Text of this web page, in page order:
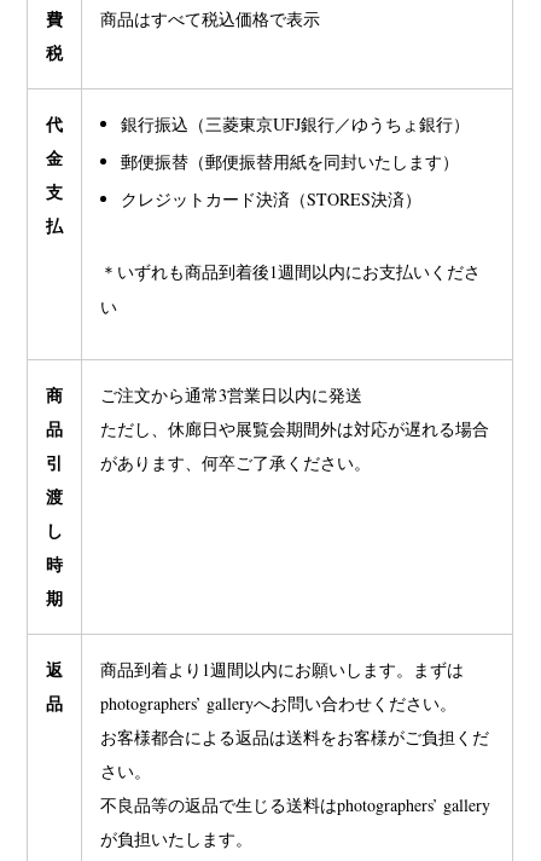
費
税
商品はすべて税込価格で表示
代
金
支
払
銀行振込（三菱東京UFJ銀行／ゆうちょ銀行）
郵便振替（郵便振替用紙を同封いたします）
クレジットカード決済（STORES決済）
＊いずれも商品到着後1週間以内にお支払いくださ
い
商
品
引
渡
し
時
期
ご注文から通常3営業日以内に発送
ただし、休廊日や展覧会期間外は対応が遅れる場合
があります、何卒ご了承ください。
返
品
商品到着より1週間以内にお願いします。まずは
photographers’ galleryへお問い合わせください。
お客様都合による返品は送料をお客様がご負担くだ
さい。
不良品等の返品で生じる送料はphotographers’ gallery
が負担いたします。